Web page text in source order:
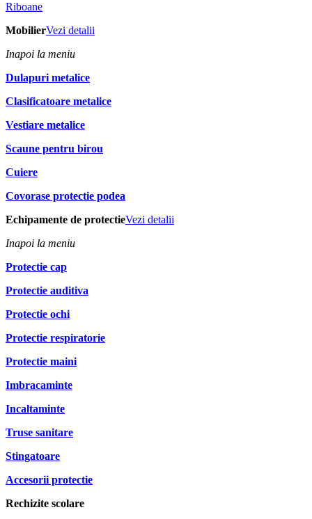
Riboane
MobilierVezi detalii
Inapoi la meniu
Dulapuri metalice
Clasificatoare metalice
Vestiare metalice
Scaune pentru birou
Cuiere
Covorase protectie podea
Echipamente de protectieVezi detalii
Inapoi la meniu
Protectie cap
Protectie auditiva
Protectie ochi
Protectie respiratorie
Protectie maini
Imbracaminte
Incaltaminte
Truse sanitare
Stingatoare
Accesorii protectie
Rechizite scolare